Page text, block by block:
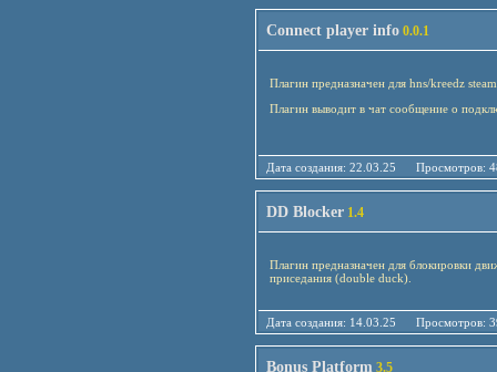
Connect player info 0.0.1
Плагин предназначен для hns/kreedz
Плагин выводит в чат сообщение о
Дата создания: 22.03.25
DD Blocker 1.4
Плагин предназначен для блокировки
приседания (double duck).
Дата создания: 14.03.25
Bonus Platform 3.5